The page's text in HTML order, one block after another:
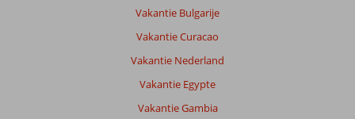
Vakantie Bulgarije
Vakantie Curacao
Vakantie Nederland
Vakantie Egypte
Vakantie Gambia